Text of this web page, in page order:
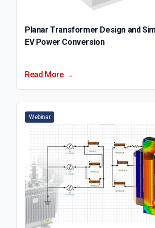
Planar Transformer Design and
EV Power Conversion
Read More →
Webinar